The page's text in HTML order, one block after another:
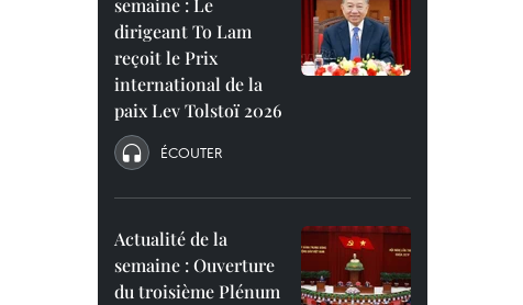
semaine : Le
dirigeant To Lam
reçoit le Prix
international de la
paix Lev Tolstoï 2026
ÉCOUTER
Actualité de la
semaine : Ouverture
du troisième Plénum